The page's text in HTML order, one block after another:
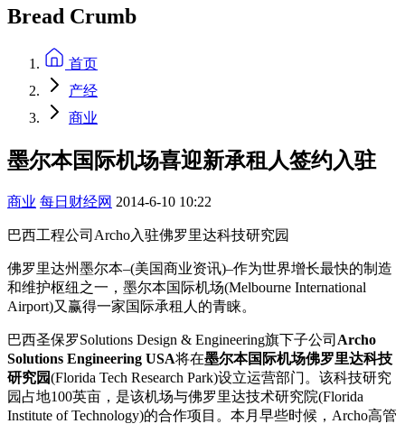
Bread Crumb
首页
产经
商业
墨尔本国际机场喜迎新承租人签约入驻
商业 每日财经网 2014-6-10 10:22
巴西工程公司Archo入驻佛罗里达科技研究园
佛罗里达州墨尔本–(美国商业资讯)–作为世界增长最快的制造
和维护枢纽之一，墨尔本国际机场(Melbourne International
Airport)又赢得一家国际承租人的青睐。
巴西圣保罗Solutions Design & Engineering旗下子公司 Archo
Solutions Engineering USA将在墨尔本国际机场佛罗里达科技
研究园(Florida Tech Research Park)设立运营部门。该科技研究
园占地100英亩，是该机场与佛罗里达技术研究院(Florida
Institute of Technology)的合作项目。本月早些时候，Archo高管